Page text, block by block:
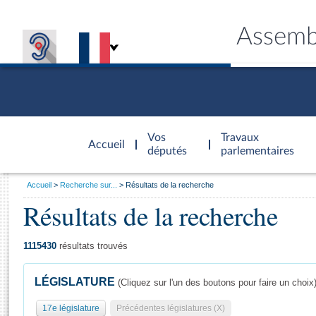
Accueil
d'accueil
Vos
députés
Travaux
parlementaires
Général
Vous
Accueil Recherche sur... Résultats de la recherche
Résultats de la recherche
1115430 résultats trouvés
LÉGISLATURE (Cliquez sur l'un des boutons pour faire un choix)
17e législature Précédentes législatures (X)